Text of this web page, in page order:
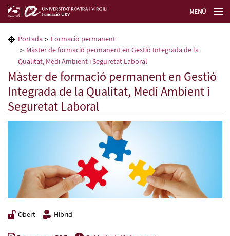
MENÚ
La Fundació URV
Formació permanent
Transferència de tecnologia
Seleccioneu idioma
Portada
Formació permanent
Màster de formació permanent en Gestió Integrada de la
Qualitat, Medi Ambient i Seguretat Laboral
Màster de formació permanent en Gestió
Integrada de la Qualitat, Medi Ambient i
Seguretat Laboral
Obert Híbrid